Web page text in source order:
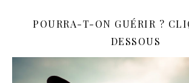
POURRA-T-ON GUÉRIR ?
DESSOUS